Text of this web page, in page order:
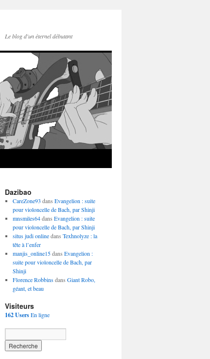
Le blog d'un éternel débutant
Dazibao
CareZone93 dans Evangelion : suite
pour violoncelle de Bach, par Shinji
mnsmiles64dans Evangelion : suite
pour violoncelle de Bach, par Shinji
situs judi onlinedans Texhnolyze : la
tête à l’enfer
manjis_online15dans Evangelion :
suite pour violoncelle de Bach, par
Shinji
Florence Robbinsdans Giant Robo,
géant, et beau
Visiteurs
162 UsersEn ligne